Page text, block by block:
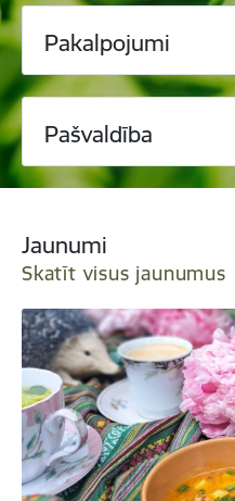
Pakalpojumi
Pašvaldība
Jaunumi
Skatīt visus jaunumus